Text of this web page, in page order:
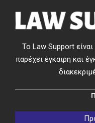
Το Law Support
παρέχει έγκαιρη και